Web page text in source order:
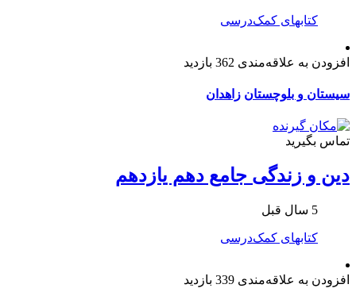
کتابهای کمک‌درسی
افزودن به علاقه‌مندی 362 بازدید
سیستان و بلوچستان زاهدان
تماس بگیرید
دین و زندگی جامع دهم یازدهم
5 سال قبل
کتابهای کمک‌درسی
افزودن به علاقه‌مندی 339 بازدید